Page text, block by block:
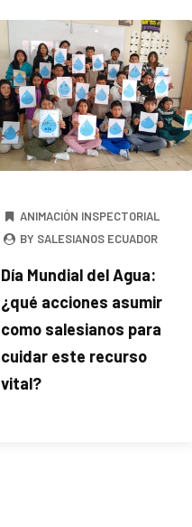
ANIMACIÓN INSPECTORIAL
BY SALESIANOS ECUADOR
Día Mundial del Agua:
¿qué acciones asumir
como salesianos para
cuidar este recurso
vital?